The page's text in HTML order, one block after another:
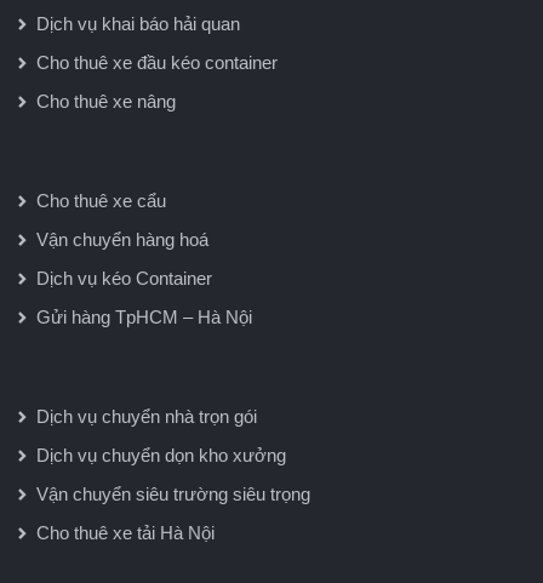
Dịch vụ khai báo hải quan
Cho thuê xe đầu kéo container
Cho thuê xe nâng
Cho thuê xe cẩu
Vận chuyển hàng hoá
Dịch vụ kéo Container
Gửi hàng TpHCM – Hà Nội
Dịch vụ chuyển nhà trọn gói
Dịch vụ chuyển dọn kho xưởng
Vận chuyển siêu trường siêu trọng
Cho thuê xe tải Hà Nội